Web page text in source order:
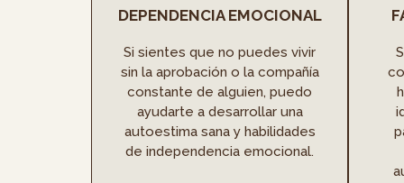
DEPENDENCIA EMOCIONAL
Si sientes que no puedes vivir
sin la aprobación o la compañía
constante de alguien, puedo
ayudarte a desarrollar una
autoestima sana y habilidades
de independencia emocional.